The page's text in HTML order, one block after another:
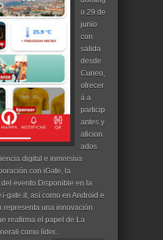
o 29 de
junio
con
salida
desde
Cuneo,
ofrecer
á a
particip
antes y
aficion
ados
digital e inmersiva
con iGate, la
evento.Disponible en la
gate.it, así como en Android e
representa una innovación
reafirma el papel de La
como líder...